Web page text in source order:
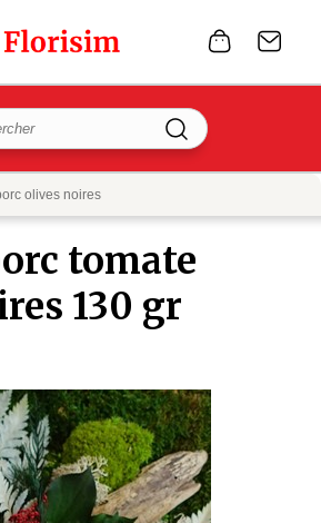
olives noires
tomate
130 gr